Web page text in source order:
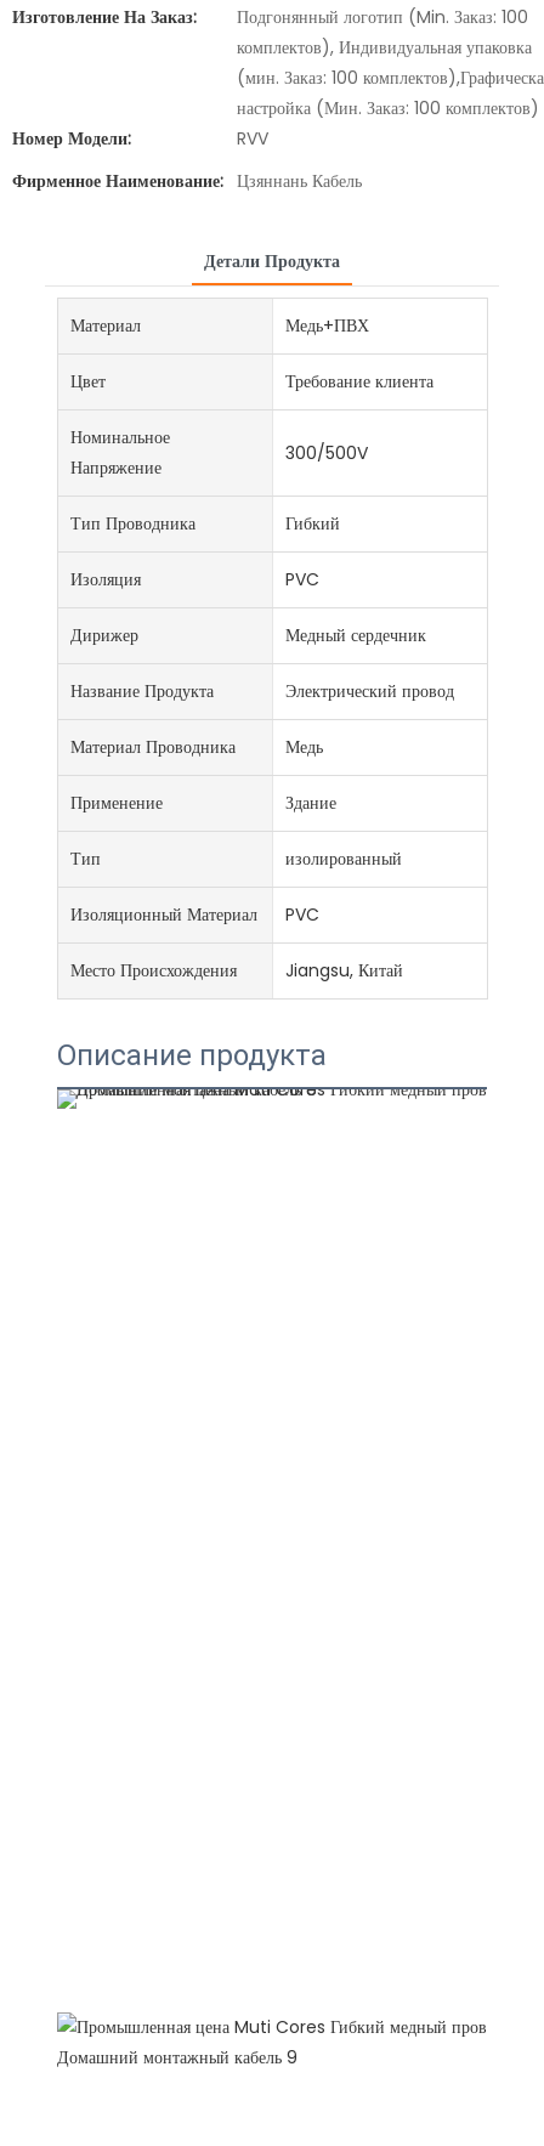
Изготовление На Заказ:
Подгонянный логотип (Min. Заказ: 100
комплектов), Индивидуальная упаковка
(мин. Заказ: 100
настройка (Мин. Заказ: 100 комплектов)
Номер Модели:
RVV
Фирменное Наименование: Цзяннань Кабель
Детали Продукта
Материал Медь+ПВХ
Цвет Требование клиента
Номинальное
Напряжение
300/500V
Тип Проводника Гибкий
Изоляция PVC
Дирижер Медный сердечник
Название Продукта Электрический провод
Материал Проводника Медь
Применение Здание
Тип изолированный
Изоляционный Материал PVC
Место Происхождения Jiangsu, Китай
Описание продукта